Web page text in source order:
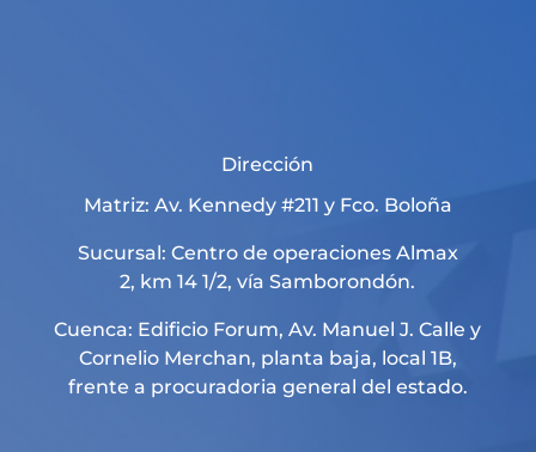
Dirección
Matriz: Av. Kennedy #211 y Fco. Boloña
Sucursal: Centro de operaciones Almax
2, km 14 1/2, vía Samborondón.
Cuenca: Edificio Forum, Av. Manuel J. Calle y
Cornelio Merchan, planta baja, local 1B,
frente a procuradoria general del estado.